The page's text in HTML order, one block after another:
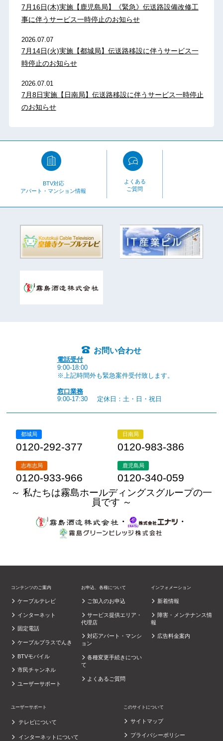
7月16日(木)実施【鹿児島局】《緊急》伝送路設備改修工
事に伴うサービス一時停止のお知らせ
2026.07.07
7月14日(火)実施【都城局】伝送路移設に伴うサービス一
時停止のお知らせ
2026.07.01
7月8日実施【日南局】伝送路移設に伴うサービス一時停止
のお知らせ
BTV対応
アパート・マンション情報
よくある
ご質問
お問い合わせ
電話受付
9:00-18:00
※上記時間外も緊急案件受付致します。
窓口業務
9:00-17:30
定休日：土・日・祝日
都城局
0120-292-377
日南局
0120-983-386
志布志局
0120-933-966
鹿児島局
0120-340-059
～ 私たちは霧島ホールディングスグループの一
員です ～
・
・
コンテンツのご案内
ケーブルテレビ
インターネット
固定電話
ケーブルプラスでんき
BTVモバイル
市民チャンネル
ユーザーサポート
お申込、各種について
ご加入のお申込
サービス提供エリア・
代理店
対応アパート・マンシ
ョン
各種変更手続きについ
て
よくあるご質問
インフォメーション
新着情報
障害・メンテナンス情
報
広告料金案内
ユーザーサポート
テレビについて
インターネットについて
このサイトについて
サイトマップ
プライバシーポリシー